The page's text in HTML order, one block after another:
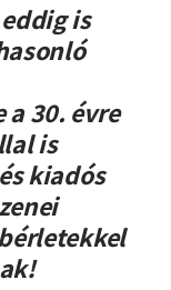
a
is
30. évre
is
kiadós